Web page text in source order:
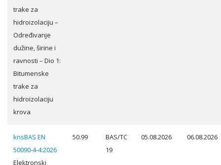
trake za
hidroizolaciju –
Određivanje
dužine, širine i
ravnosti – Dio 1:
Bitumenske
trake za
hidroizolaciju
krova
knsBAS EN
50090-4-4:2026
Elektronski
50.99
BAS/TC
19
05.08.2026 06.08.2026